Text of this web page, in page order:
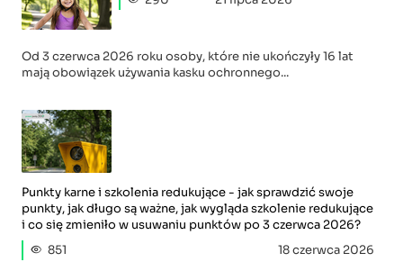
Od 3 czerwca 2026 roku osoby, które nie ukończyły 16 lat
mają obowiązek używania kasku ochronnego...
Punkty karne i szkolenia redukujące - jak sprawdzić swoje
punkty, jak długo są ważne, jak wygląda szkolenie redukujące
i co się zmieniło w usuwaniu punktów po 3 czerwca 2026?
851
18 czerwca 2026